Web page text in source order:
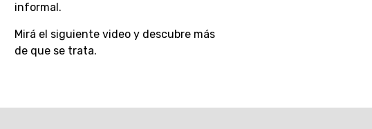
informal.
Mirá el siguiente video y descubre más
de que se trata.